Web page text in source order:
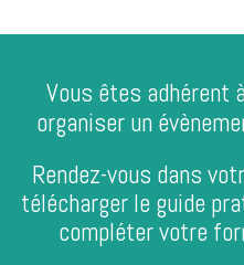
Vous êtes adhérent
organiser un
Rendez-vous dans
télécharger le guide
compléter votre